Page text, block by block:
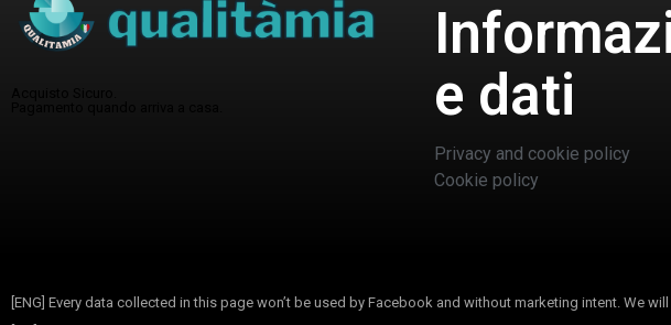
e dati
Privacy and cookie policy
Cookie policy
[ENG] Every data collected in this page won’t be used by Facebook and without marketing intent. We